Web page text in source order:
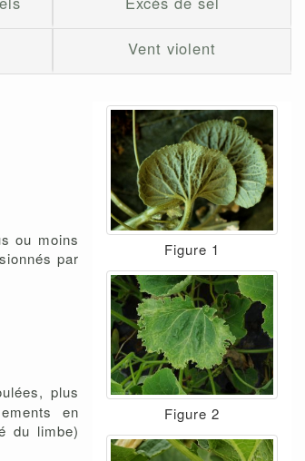
Vent violent
ou moins
par
plus
en
du limbe)
Figure 1
Figure 2